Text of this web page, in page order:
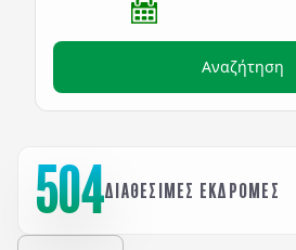
Αναζήτηση
504ΔΙΑΘΕΣΙΜΕΣ ΕΚΔΡΟΜΕΣ